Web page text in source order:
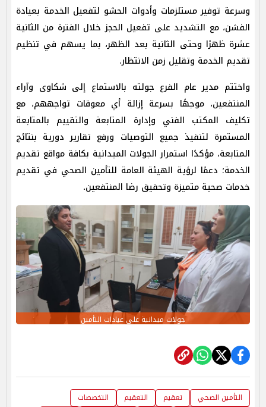
وسرعة توفير مستلزمات وأدوات الحشو لتفعيل الخدمة بعيادة
الفشن، مع التشديد على تفعيل الحجز خلال الفترة من الثانية
عشرة ظهرًا وحتى الثانية بعد الظهر، بما يسهم في تنظيم
تقديم الخدمة وتقليل زمن الانتظار.
واختتم مدير عام الفرع جولته بالاستماع إلى شكاوى وآراء
المنتفعين، موجهًا بسرعة إزالة أي معوقات تواجههم، مع
تكليف المكتب الفني وإدارة المتابعة والتقييم بالمتابعة
المستمرة لتنفيذ جميع التوصيات ورفع تقارير دورية بنتائج
المتابعة، مؤكدًا استمرار الجولات الميدانية بكافة مواقع تقديم
الخدمة؛ دعمًا لرؤية الهيئة العامة للتأمين الصحي في تقديم
خدمات صحية متميزة وتحقيق رضا المنتفعين.
جولات ميدانية على عيادات التأمين
التأمين الصحي تعقيم التعقيم
التخصصات